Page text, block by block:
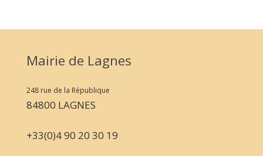
Mairie de Lagnes
248 rue de la République
84800 LAGNES
+33(0)4 90 20 30 19